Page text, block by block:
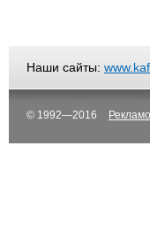
Наши сайты:
© 1992—2016